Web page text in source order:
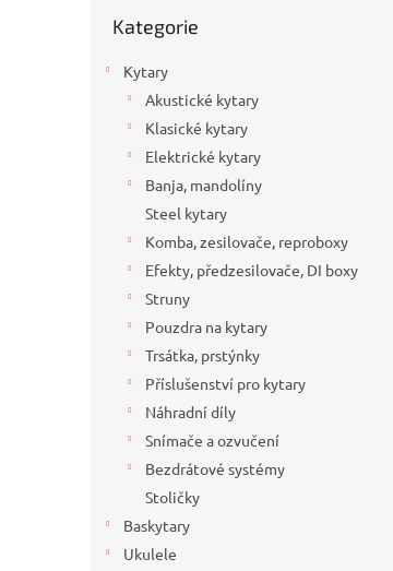
kategorie
Kategorie
Kytary
Akustické kytary
Klasické kytary
Elektrické kytary
Banja, mandolíny
Steel kytary
Komba, zesilovače, reproboxy
Efekty, předzesilovače, DI boxy
Struny
Pouzdra na kytary
Trsátka, prstýnky
Příslušenství pro kytary
Náhradní díly
Snímače a ozvučení
Bezdrátové systémy
Stoličky
Baskytary
Ukulele